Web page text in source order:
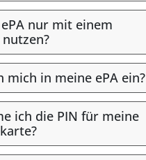
nur mit einem
mich in meine ePA ein?
ich die PIN für meine